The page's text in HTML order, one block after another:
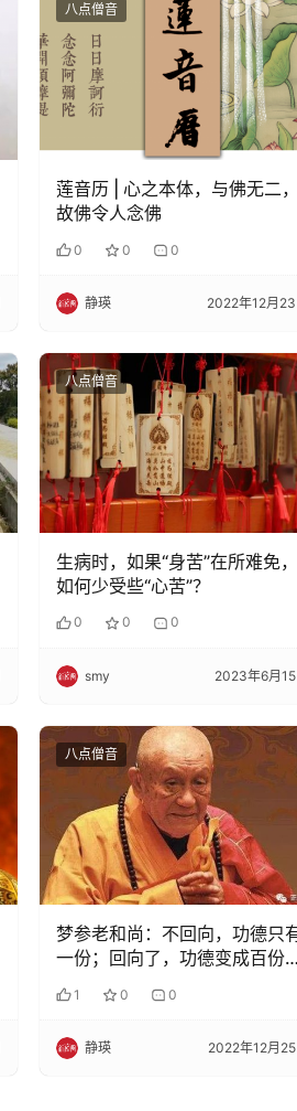
八点僧音
莲音历 | 心之本体，与佛无二
故佛令人念佛
0 0 0
静瑛 2022年12月
八点僧音
生病时，如果“身苦”在所难免，
如何少受些“心苦”？
0 0 0
smy 2023年6月
八点僧音
梦参老和尚：不回向，功德只
一份；回向了，功德变成百份
份万份
1 0 0
静瑛 2022年12月